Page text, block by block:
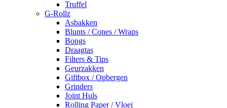
Truffel
G-Rollz
Asbakken
Blunts / Cones / Wraps
Bongs
Draagtas
Filters & Tips
Geurzakken
Giftbox / Opbergen
Grinders
Joint Huls
Rolling Paper / Vloei